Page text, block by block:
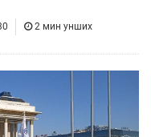
2 мин унших